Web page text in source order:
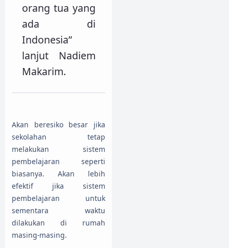
orang tua yang
ada di
Indonesia”
lanjut Nadiem
Makarim.
Akan beresiko besar jika
sekolahan tetap
melakukan sistem
pembelajaran seperti
biasanya. Akan lebih
efektif jika sistem
pembelajaran untuk
sementara waktu
dilakukan di rumah
masing-masing.